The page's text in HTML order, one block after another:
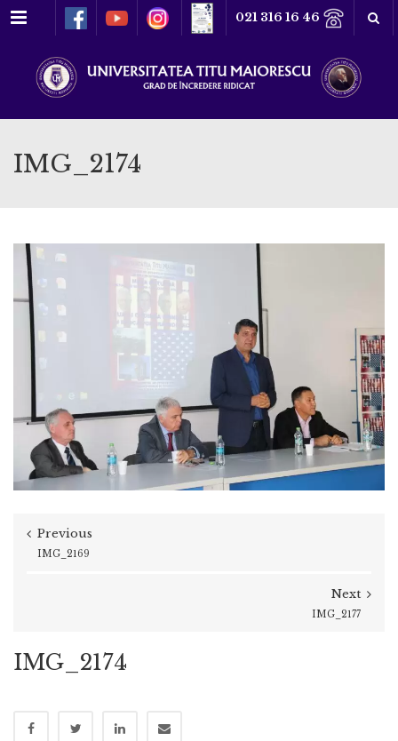
Meniu 021 316 16 46
IMG_2174
Previous
IMG_2169
Next
IMG_2177
IMG_2174